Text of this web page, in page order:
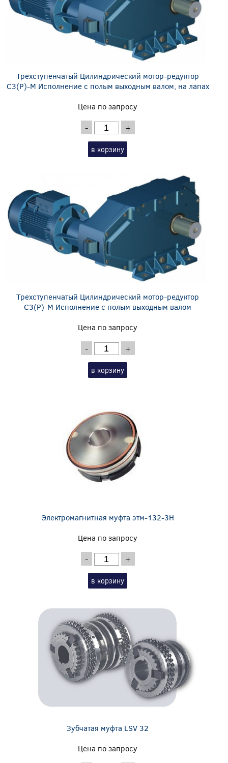
Трехступенчатый Цилиндрический мотор-редуктор
C3(P)-M Исполнение с полым выходным валом, на лапах
Цена по запросу
- +
в корзину
Трехступенчатый Цилиндрический мотор-редуктор
C3(P)-M Исполнение с полым выходным валом
Цена по запросу
- +
в корзину
Электромагнитная муфта этм-132-3Н
Цена по запросу
- +
в корзину
Зубчатая муфта LSV 32
Цена по запросу